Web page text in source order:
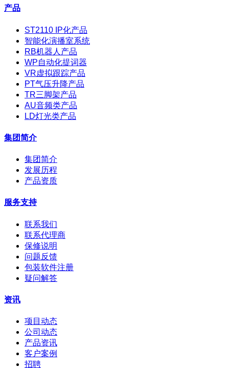
产品
ST2110 IP化产品
智能化演播室系统
RB机器人产品
WP自动化提词器
VR虚拟跟踪产品
PT气压升降产品
TR三脚架产品
AU音频类产品
LD灯光类产品
集团简介
集团简介
发展历程
产品资质
服务支持
联系我们
联系代理商
保修说明
问题反馈
包装软件注册
疑问解答
资讯
项目动态
公司动态
产品资讯
客户案例
招聘